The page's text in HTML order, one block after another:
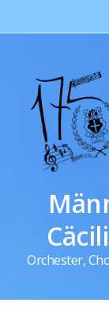
Orchester,